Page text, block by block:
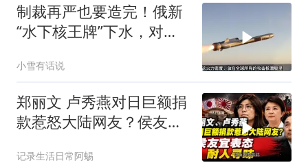
制裁再严也要造完！俄新
“水下核王牌”下水，对抗
小雪有话说
郑丽文 卢秀燕对日巨额捐
款惹怒大陆网友？侯友宜
记录生活日常阿蜴